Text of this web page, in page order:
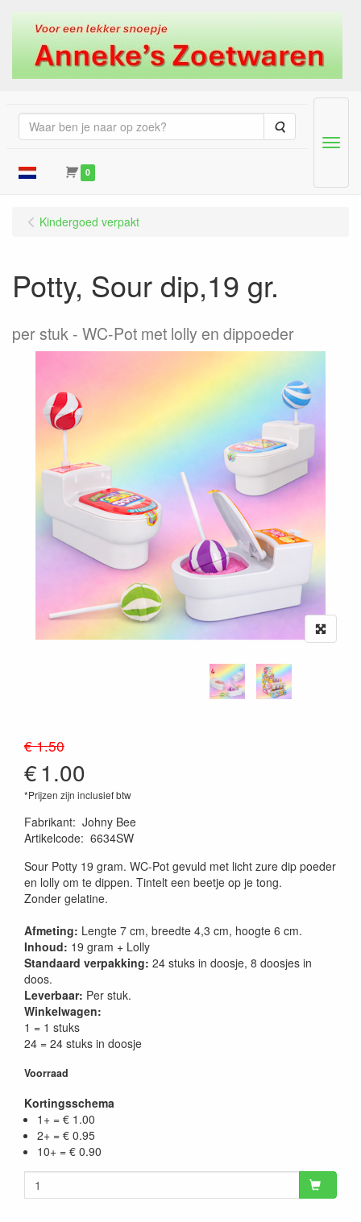
Zoeken
0
Menu
Kindergoed verpakt
Potty, Sour dip,19 gr.
per stuk WC-Pot met lolly en dippoeder
€ 1.50
€1.00
*Prijzen zijn inclusief btw
Fabrikant: Johny Bee
Artikelcode: 6634SW
Sour Potty 19 gram. WC-Pot gevuld met licht zure dip poeder
en lolly om te dippen. Tintelt een beetje op je tong.
Zonder gelatine.
Afmeting: Lengte 7 cm, breedte 4,3 cm, hoogte 6 cm.
Inhoud: 19 gram + Lolly
Standaard verpakking: 24 stuks in doosje, 8 doosjes in
doos.
Leverbaar: Per stuk.
Winkelwagen:
1 = 1 stuks
24 = 24 stuks in doosje
Voorraad
Kortingsschema
1+ = € 1.00
2+ = € 0.95
10+ = € 0.90